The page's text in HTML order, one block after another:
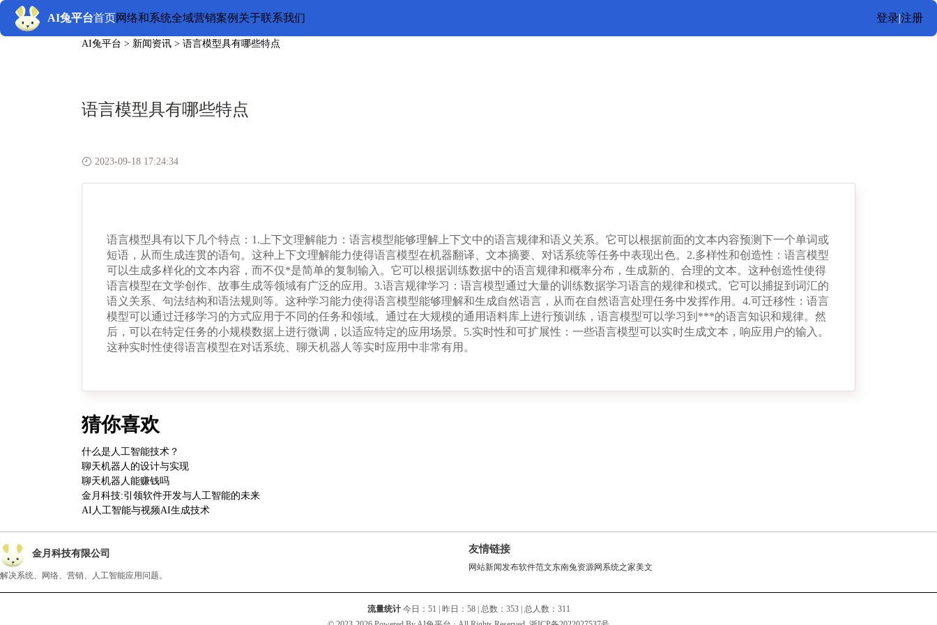
AI兔平台首页网络和系统全域营销案例 关于联系我们 登录|注册
AI兔平台 > 新闻资讯 > 语言模型具有哪些特点
语言模型具有哪些特点
2023-09-18 17:24:34
语言模型具有以下几个特点：1.上下文理解能力：语言模型能够理解上下文中的语言规律和语义关系。它可以根据前面的文本内容预测下一个单词或
短语，从而生成连贯的语句。这种上下文理解能力使得语言模型在机器翻译、文本摘要、对话系统等任务中表现出色。2.多样性和创造性：语言模型
可以生成多样化的文本内容，而不仅*是简单的复制输入。它可以根据训练数据中的语言规律和概率分布，生成新的、合理的文本。这种创造性使得
语言模型在文学创作、故事生成等领域有广泛的应用。3.语言规律学习：语言模型通过大量的训练数据学习语言的规律和模式。它可以捕捉到词汇的
语义关系、句法结构和语法规则等。这种学习能力使得语言模型能够理解和生成自然语言，从而在自然语言处理任务中发挥作用。4.可迁移性：语言
模型可以通过迁移学习的方式应用于不同的任务和领域。通过在大规模的通用语料库上进行预训练，语言模型可以学习到***的语言知识和规律。然
后，可以在特定任务的小规模数据上进行微调，以适应特定的应用场景。5.实时性和可扩展性：一些语言模型可以实时生成文本，响应用户的输入。
这种实时性使得语言模型在对话系统、聊天机器人等实时应用中非常有用。
猜你喜欢
什么是人工智能技术？
聊天机器人的设计与实现
聊天机器人能赚钱吗
金月科技:引领软件开发与人工智能的未来
AI人工智能与视频AI生成技术
金月科技有限公司
解决系统、网络、营销、人工智能应用问题。
友情链接
网站新闻发布软件范文东南兔资源网 系统之家美文
流量统计今日： 51 | 昨日： 58| 总数： 353| 总人数： 311